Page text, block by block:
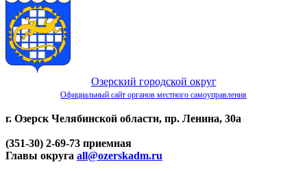
Озерский городской округ
Официальный сайт органов местного самоуправления
г. Озерск Челябинской области, пр. Ленина, 30а
(351-30) 2-69-73 приемная
Главы округа all@ozerskadm.ru